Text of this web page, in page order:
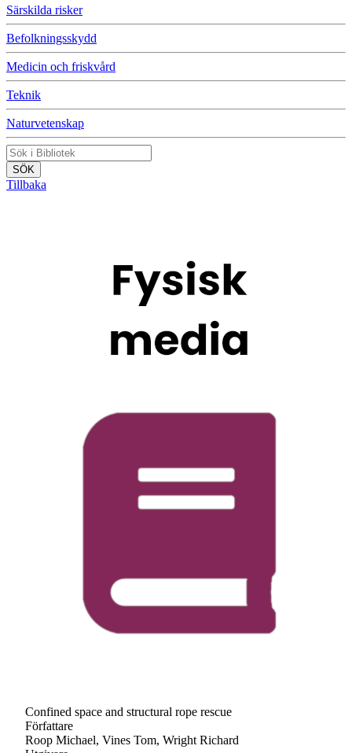
Särskilda risker
Befolkningsskydd
Medicin och friskvård
Teknik
Naturvetenskap
Tillbaka
Confined space and structural rope rescue
Författare
Roop Michael, Vines Tom, Wright Richard